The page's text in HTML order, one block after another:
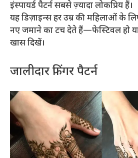
इंस्पायर्ड पैटर्न सबसे ज़्यादा लोकप्रिय हैं।
यह डिज़ाइन्स हर उम्र की महिलाओं के
नए जमाने का टच देते हैं—फेस्टिवल हो
खास दिखें।
जालीदार फिंगर पैटर्न